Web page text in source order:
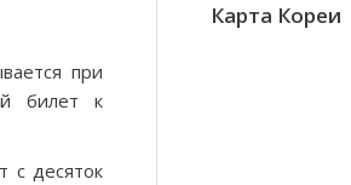
при
билет к
с десяток
Карта Кореи